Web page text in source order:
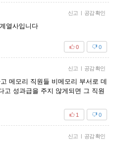
신고 | 공감 확인
열사입니다
0
0
신고 | 공감 확인
메모리 직원들 비메모리 부서로 데
고 성과급을 주지 않게되면 그 직원
0
1
신고 | 공감 확인